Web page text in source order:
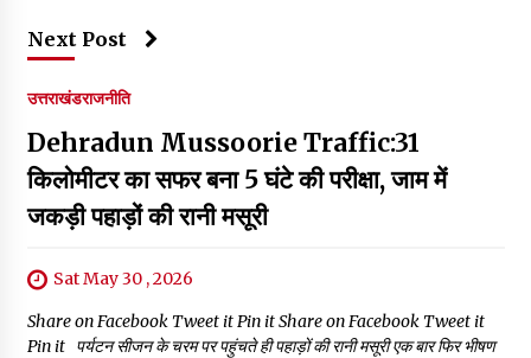
Next Post
उत्तराखंडराजनीति
Dehradun Mussoorie Traffic:31
किलोमीटर का सफर बना 5 घंटे की परीक्षा, जाम में
जकड़ी पहाड़ों की रानी मसूरी
Sat May 30 , 2026
Share on Facebook Tweet it Pin it Share on Facebook Tweet it
Pin it पर्यटन सीजन के चरम पर पहुंचते ही पहाड़ों की रानी मसूरी एक बार फिर भीषण